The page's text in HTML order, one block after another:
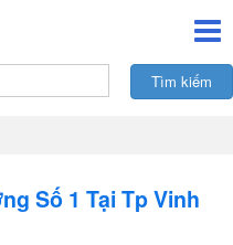
Số 1 Tại Tp Vinh